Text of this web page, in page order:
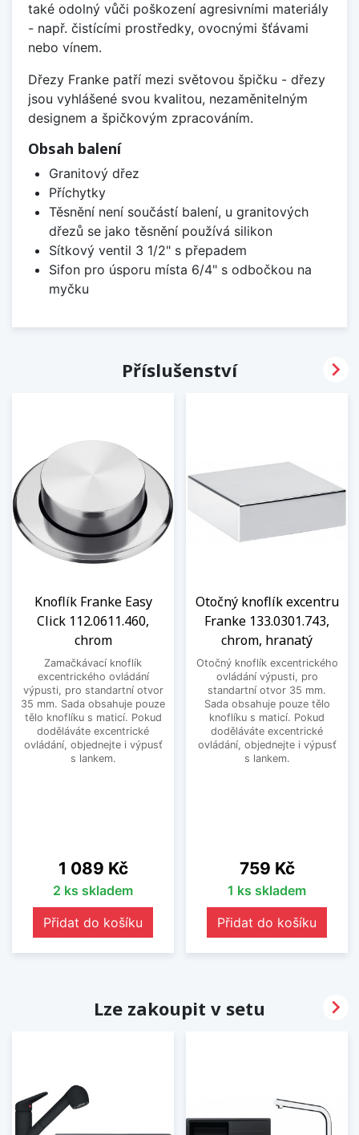
také odolný vůči poškození agresivními materiály
- např. čistícími prostředky, ovocnými šťávami
nebo vínem.
Dřezy Franke patří mezi světovou špičku - dřezy
jsou vyhlášené svou kvalitou, nezaměnitelným
designem a špičkovým zpracováním.
Obsah balení
Granitový dřez
Příchytky
Těsnění není součástí balení, u granitových
dřezů se jako těsnění používá silikon
Sítkový ventil 3 1/2" s přepadem
Sifon pro úsporu místa 6/4" s odbočkou na
myčku
Příslušenství
Knoflík Franke Easy
Click 112.0611.460,
chrom
Zamačkávací knoflík
excentrického ovládání
výpusti, pro standartní otvor
35 mm. Sada obsahuje pouze
tělo knoflíku s maticí. Pokud
doděláváte excentrické
ovládání, objednejte i výpusť
s lankem.
Cena
1 089 Kč
2 ks skladem
Přidat do košíku
Otočný knoflík excentru
Franke 133.0301.743,
chrom, hranatý
Otočný knoflík excentrického
ovládání výpusti, pro
standartní otvor 35 mm.
Sada obsahuje pouze tělo
knoflíku s maticí. Pokud
doděláváte excentrické
ovládání, objednejte i výpusť
s lankem.
Cena
759 Kč
1 ks skladem
Přidat do košíku

Lze zakoupit v setu 